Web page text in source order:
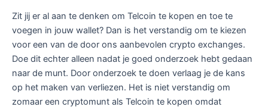
Zit jij er al aan te denken om Telcoin te kopen en toe te
voegen in jouw wallet? Dan is het verstandig om te kiezen
voor een van de door ons aanbevolen crypto exchanges.
Doe dit echter alleen nadat je goed onderzoek hebt gedaan
naar de munt. Door onderzoek te doen verlaag je de kans
op het maken van verliezen. Het is niet verstandig om
zomaar een cryptomunt als Telcoin te kopen omdat